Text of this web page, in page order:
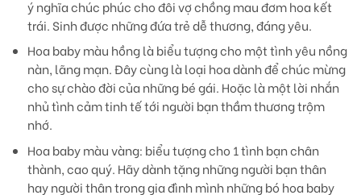
ý nghĩa chúc phúc cho đôi vợ chồng mau đơm hoa kết
trái. Sinh được những đứa trẻ dễ thương, đáng yêu.
Hoa baby màu hồnglà biểu tượng cho một tình yêu nồng
nàn, lãng mạn. Đây cùng là loại hoa dành để chúc mừng
cho sự chào đời của những bé gái. Hoặc là một lời nhắn
nhủ tình cảm tinh tế tới người bạn thầm thương trộm
nhớ.
Hoa baby màu vàng: biểu tượng cho 1 tình bạn chân
thành, cao quý. Hãy dành tặng những người bạn thân
hay người thân trong gia đình mình những bó hoa baby